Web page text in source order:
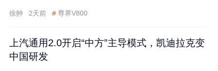
徐翀 2天前 # 尊界V800
上汽通用2.0开启“中方”主导模式，凯迪拉克变
中国研发